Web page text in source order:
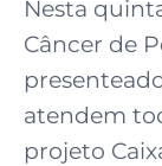
Nesta
Câncer de
atendem
projeto